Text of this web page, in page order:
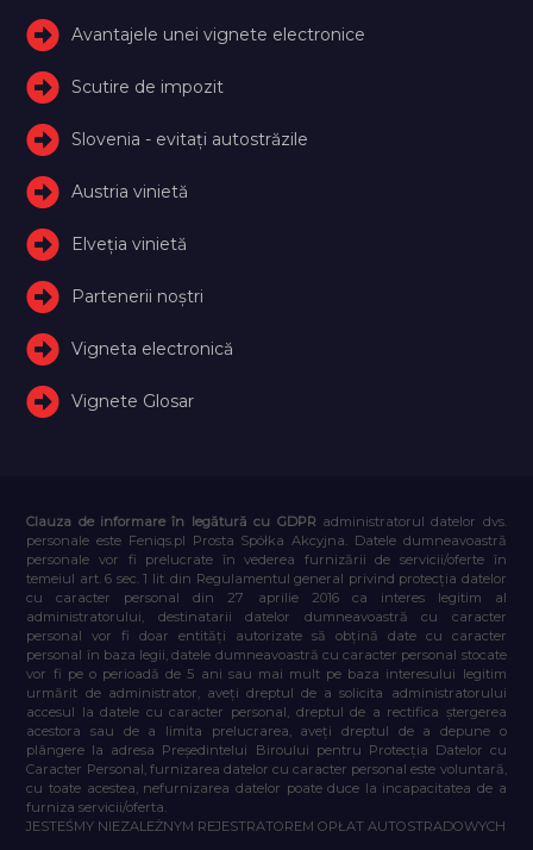
Avantajele unei vignete electronice
Scutire de impozit
Slovenia - evitați autostrăzile
Austria vinietă
Elveţia vinietă
Partenerii noștri
Vigneta electronică
Vignete Glosar
Clauza de informare în legătură cu GDPR administratorul datelor dvs.
personale este Feniqs.pl Prosta Spółka Akcyjna. Datele dumneavoastră
personale vor fi prelucrate în vederea furnizării de servicii/oferte în
temeiul art. 6 sec. 1 lit. din Regulamentul general privind protecția datelor
cu caracter personal din 27 aprilie 2016 ca interes legitim al
administratorului, destinatarii datelor dumneavoastră cu caracter
personal vor fi doar entități autorizate să obțină date cu caracter
personal în baza legii, datele dumneavoastră cu caracter personal stocate
vor fi pe o perioadă de 5 ani sau mai mult pe baza interesului legitim
urmărit de administrator, aveți dreptul de a solicita administratorului
accesul la datele cu caracter personal, dreptul de a rectifica ștergerea
acestora sau de a limita prelucrarea, aveți dreptul de a depune o
plângere la adresa Președintelui Biroului pentru Protecția Datelor cu
Caracter Personal, furnizarea datelor cu caracter personal este voluntară,
cu toate acestea, nefurnizarea datelor poate duce la incapacitatea de a
furniza servicii/oferta.
JESTEŚMY NIEZALEŻNYM REJESTRATOREM OPŁAT AUTOSTRADOWYCH